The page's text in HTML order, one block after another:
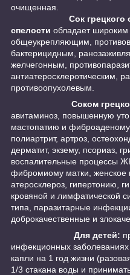
очищенная.
Сок грецкого
спелости обладает широким
общеукрепляющим,
бактерицидным,
желчегонным,
антиатеросклеротическим,
противоопухолевым.
Соком
авитаминоз, повышенную
мастопатию и
полиартрит, артроз,
дерматит, экзему, псориаз,
воспалительные процессы
фибромиому матки, женское
атеросклероз, гипертонию,
кровяной и лимфатической
типа, паразитарные
доброкачественные и
Для детей:
инфекционных
капли на 1 год жизни
1/3 стакана воды и